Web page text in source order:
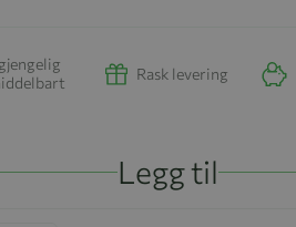
Rask levering
Legg til